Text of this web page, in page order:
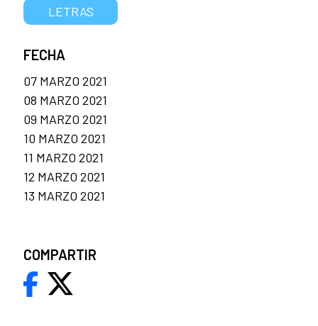
LETRAS
FECHA
07 MARZO 2021
08 MARZO 2021
09 MARZO 2021
10 MARZO 2021
11 MARZO 2021
12 MARZO 2021
13 MARZO 2021
COMPARTIR